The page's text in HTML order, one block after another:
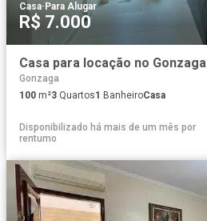
Casa· Para Alugar
R$ 7.000
Casa para locação no Gonzaga
Gonzaga
100 m²3 Quartos1 BanheiroCasa
Disponibilizado há mais de um mês por
rentumo